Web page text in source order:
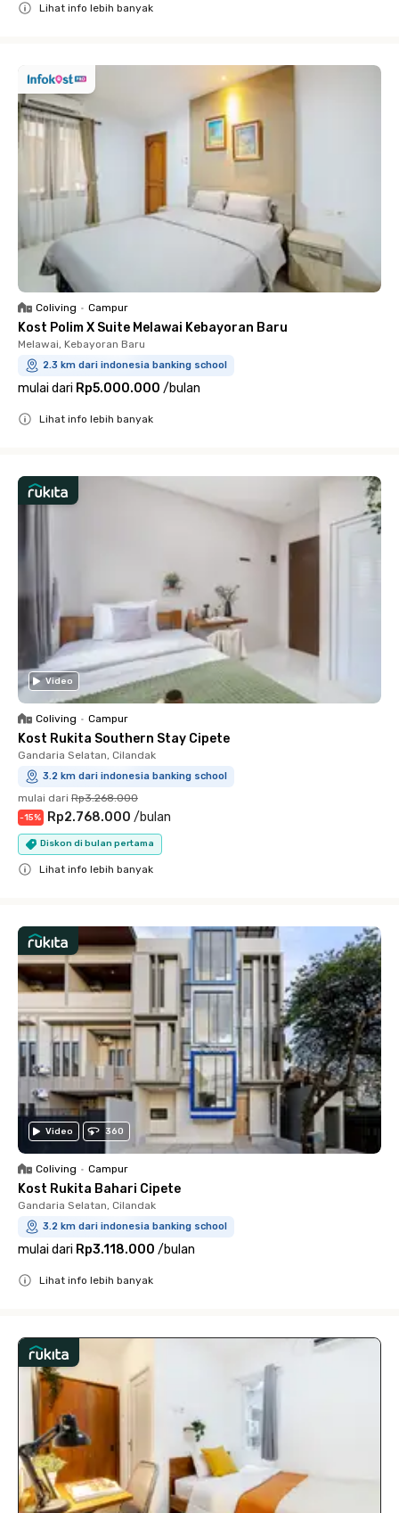
Lihat info lebih banyak
Coliving • Campur
Kost Polim X Suite Melawai Kebayoran Baru
Melawai, Kebayoran Baru
2.3 km dari indonesia banking school
mulai dari Rp5.000.000 /bulan
Lihat info lebih banyak
Video
Coliving • Campur
Kost Rukita Southern Stay Cipete
Gandaria Selatan, Cilandak
3.2 km dari indonesia banking school
mulai dari Rp3.268.000
-15% Rp2.768.000 /bulan
Diskon di bulan pertama
Lihat info lebih banyak
Video 360
Coliving • Campur
Kost Rukita Bahari Cipete
Gandaria Selatan, Cilandak
3.2 km dari indonesia banking school
mulai dari Rp3.118.000 /bulan
Lihat info lebih banyak